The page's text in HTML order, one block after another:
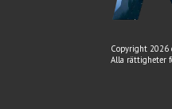
Copyright 2026
Alla rättigheter